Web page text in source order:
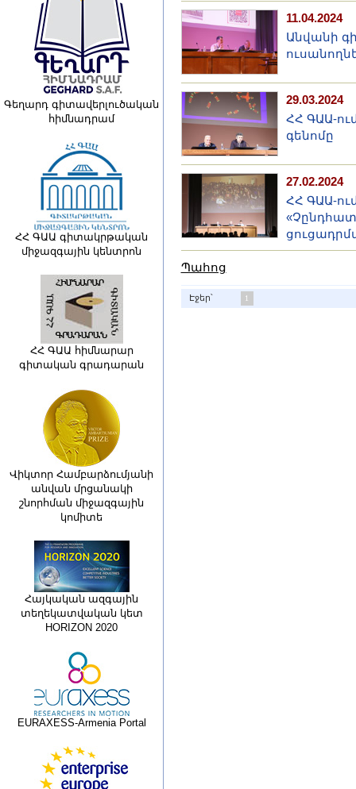
Գեղարդ գիտավերլուծական
հիմնադրամ
ՀՀ ԳԱԱ գիտակրթական
միջազգային կենտրոն
ՀՀ ԳԱԱ հիմնարար
գիտական գրադարան
Վիկտոր Համբարձումյանի
անվան մրցանակի
շնորհման միջազգային
կոմիտե
Հայկական ազգային
տեղեկատվական կետ
HORIZON 2020
EURAXESS-Armenia Portal
11.04.2024
Անվանի
29.03.2024
ՀՀ ԳԱԱ-
գենոմը
27.02.2024
ՀՀ ԳԱԱ-
Պահոց
Էջեր՝ 1